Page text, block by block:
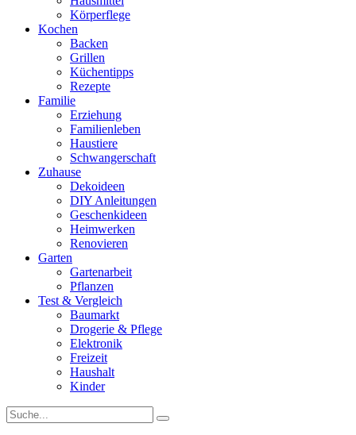
Körperflege
Kochen
Backen
Grillen
Küchentipps
Rezepte
Familie
Erziehung
Familienleben
Haustiere
Schwangerschaft
Zuhause
Dekoideen
DIY Anleitungen
Geschenkideen
Heimwerken
Renovieren
Garten
Gartenarbeit
Pflanzen
Test & Vergleich
Baumarkt
Drogerie & Pflege
Elektronik
Freizeit
Haushalt
Kinder